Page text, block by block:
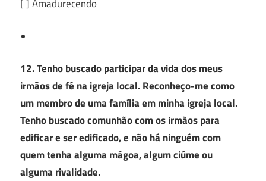
[ ] Amadurecendo
12. Tenho buscado participar da vida dos meus
irmãos de fé na igreja local. Reconheço-me como
um membro de uma família em minha igreja local.
Tenho buscado comunhão com os irmãos para
edificar e ser edificado, e não há ninguém com
quem tenha alguma mágoa, algum ciúme ou
alguma rivalidade.